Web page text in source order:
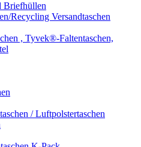
Briefhüllen
Recycling Versandtaschen
, Tyvek®-Faltentaschen,
/ Luftpolstertaschen